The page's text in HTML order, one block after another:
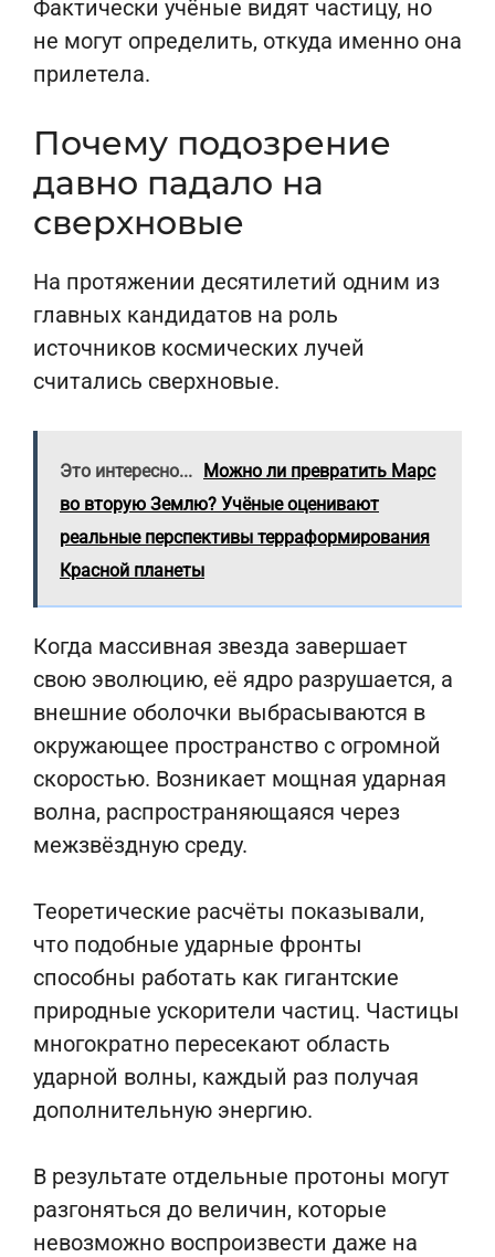
Фактически учёные видят частицу, но
не могут определить, откуда именно она
прилетела.
Почему подозрение
давно падало на
сверхновые
На протяжении десятилетий одним из
главных кандидатов на роль
источников космических лучей
считались сверхновые.
Это интересно...
Можно ли превратить Марс
во вторую Землю? Учёные оценивают
реальные перспективы терраформирования
Красной планеты
Когда массивная звезда завершает
свою эволюцию, её ядро разрушается, а
внешние оболочки выбрасываются в
окружающее пространство с огромной
скоростью. Возникает мощная ударная
волна, распространяющаяся через
межзвёздную среду.
Теоретические расчёты показывали,
что подобные ударные фронты
способны работать как гигантские
природные ускорители частиц. Частицы
многократно пересекают область
ударной волны, каждый раз получая
дополнительную энергию.
В результате отдельные протоны могут
разгоняться до величин, которые
невозможно воспроизвести даже на